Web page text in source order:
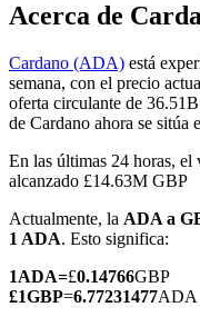
Futuros COIN-M
Futuros de
TradFi
Derivados de
primas
Acerca de
Cardano (ADA) está
semana, con el precio
oferta circulante de
de Cardano ahora se sitúa
En las últimas 24 horas, el
alcanzado £14.63M GBP
Actualmente, la ADA a
1 ADA. Esto significa:
1ADA=£0.14766GBP
£1GBP=6.77231477ADA